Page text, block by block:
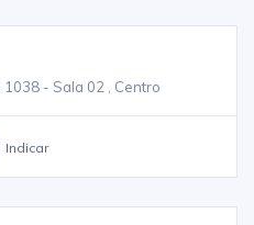
1038 - Sala 02 , Centro
Indicar